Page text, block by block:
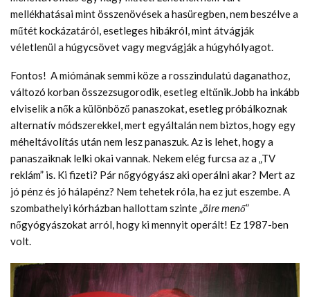
mellékhatásai mint összenövések a hasüregben, nem beszélve a
műtét kockázatáról, esetleges hibákról, mint átvágják
véletlenül a húgycsövet vagy megvágják a húgyhólyagot.
Fontos! A miómának semmi köze a rosszindulatú daganathoz,
változó korban összezsugorodik, esetleg eltűnik.Jobb ha inkább
elviselik a nők a különböző panaszokat, esetleg próbálkoznak
alternatív módszerekkel, mert egyáltalán nem biztos, hogy egy
méheltávolítás után nem lesz panaszuk. Az is lehet, hogy a
panaszaiknak lelki okai vannak. Nekem elég furcsa az a „TV
reklám” is. Ki fizeti? Pár nőgyógyász aki operálni akar? Mert az
jó pénz és jó hálapénz? Nem tehetek róla, ha ez jut eszembe. A
szombathelyi kórházban hallottam szinte „ölre menő”
nőgyógyászokat arról, hogy ki mennyit operált! Ez 1987-ben
volt.